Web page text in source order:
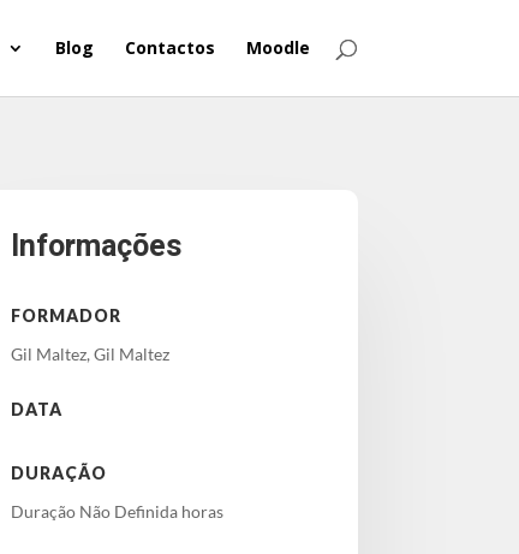
Blog Contactos Moodle
Informações
FORMADOR
Gil Maltez, Gil Maltez
DATA
DURAÇÃO
Duração Não Definida horas